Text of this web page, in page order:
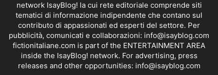
network IsayBlog! la cui rete editoriale comprende siti
tematici di informazione indipendente che contano sul
contributo di appassionati ed esperti del settore. Per
pubblicità, comunicati e collaborazioni: info@isayblog.com
fictionitaliane.com is part of the ENTERTAINMENT AREA
inside the IsayBlog! network. For advertising, press
releases and other opportunities: info@isayblog.com